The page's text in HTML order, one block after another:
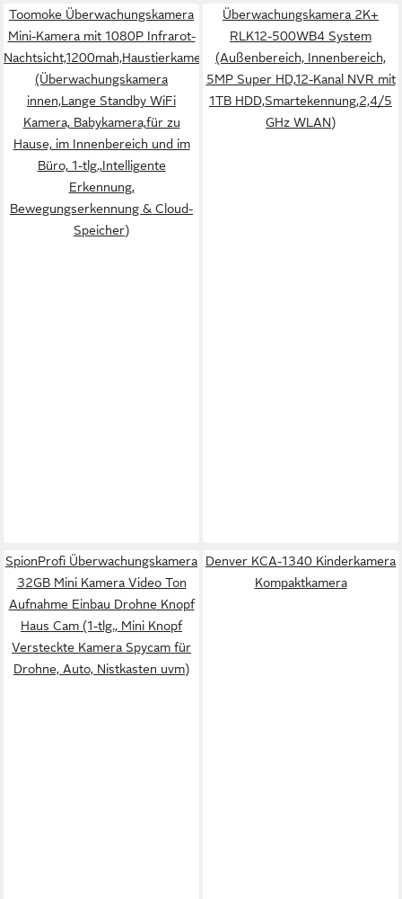
Toomoke Überwachungskamera
Mini-Kamera mit 1080P Infrarot-
Nachtsicht,1200mah,Haustierkamera
(Überwachungskamera
innen,Lange Standby WiFi
Kamera, Babykamera,für zu
Hause, im Innenbereich und im
Büro, 1-tlg.,Intelligente
Erkennung,
Bewegungserkennung & Cloud-
Speicher)
Überwachungskamera 2K+
RLK12-500WB4 System
(Außenbereich, Innenbereich,
5MP Super HD,12-Kanal NVR mit
1TB HDD,Smartekennung,2,4/5
GHz WLAN)
SpionProfi Überwachungskamera
32GB Mini Kamera Video Ton
Aufnahme Einbau Drohne Knopf
Haus Cam (1-tlg., Mini Knopf
Versteckte Kamera Spycam für
Drohne, Auto, Nistkasten uvm)
Denver KCA-1340 Kinderkamera
Kompaktkamera